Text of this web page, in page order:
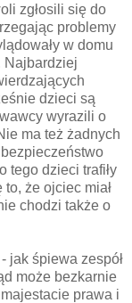
zgłosili się do
problemy
w domu
Najbardziej
dzieci są
wyrazili o
ma też żadnych
tego dzieci trafiły
że ojciec miał
chodzi także o
- jak śpiewa zespół
może bezkarnie
prawa i